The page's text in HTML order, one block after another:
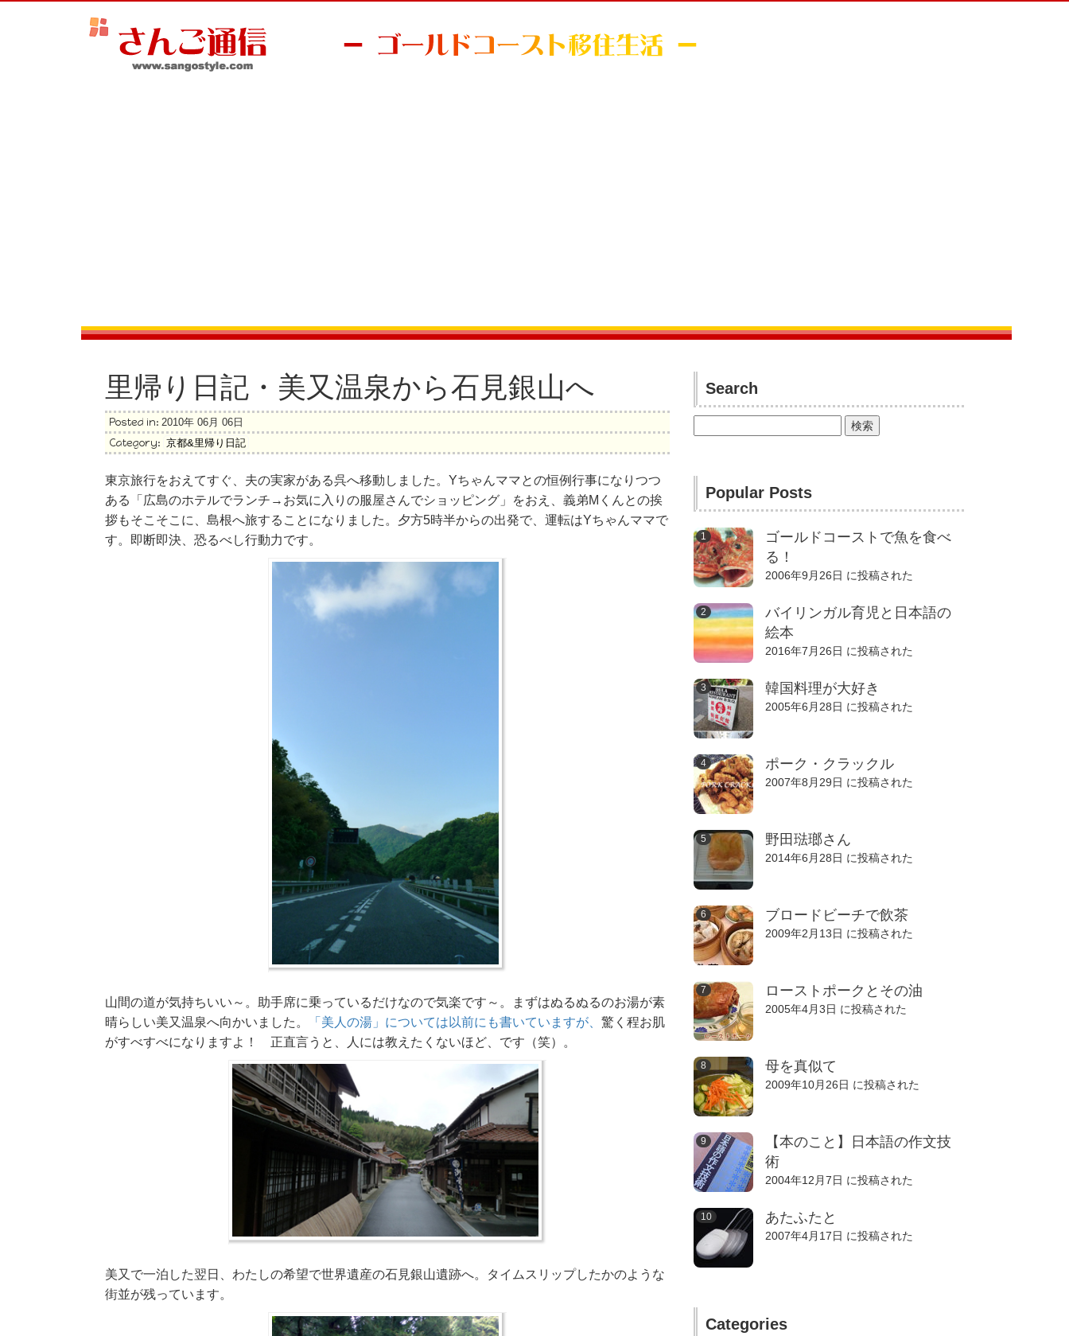
里帰り日記・美又温泉から石見銀山へ
Posted in: 2010年 06月 06日
Category: 京都&里帰り日記
東京旅行をおえてすぐ、夫の実家がある呉へ移動しました。Yちゃんママとの恒例行事になりつつ
ある「広島のホテルでランチ→お気に入りの服屋さんでショッピング」をおえ、義弟Mくんとの挨
拶もそこそこに、島根へ旅することになりました。夕方5時半からの出発で、運転はYちゃんママで
す。即断即決、恐るべし行動力です。
山間の道が気持ちいい～。助手席に乗っているだけなので気楽です～。まずはぬるぬるのお湯が素
晴らしい美又温泉へ向かいました。
「美人の湯」については以前にも書いていますが、 驚く程お肌
がすべすべになりますよ！ 正直言うと、人には教えたくないほど、です（笑）。
美又で一泊した翌日、わたしの希望で世界遺産の石見銀山遺跡へ。タイムスリップしたかのような
街並が残っています。
Search
索:
Popular Posts
ゴールドコーストで魚を食べ
る！
2006年9月26日 に投稿された
バイリンガル育児と日本語の
絵本
2016年7月26日 に投稿された
韓国料理が大好き
2005年6月28日 に投稿された
ポーク・クラックル
2007年8月29日 に投稿された
野田琺瑯さん
2014年6月28日 に投稿された
ブロードビーチで飲茶
2009年2月13日 に投稿された
ローストポークとその油
2005年4月3日 に投稿された
母を真似て
2009年10月26日 に投稿された
【本のこと】日本語の作文技
術
2004年12月7日 に投稿された
あたふたと
2007年4月17日 に投稿された
Categories